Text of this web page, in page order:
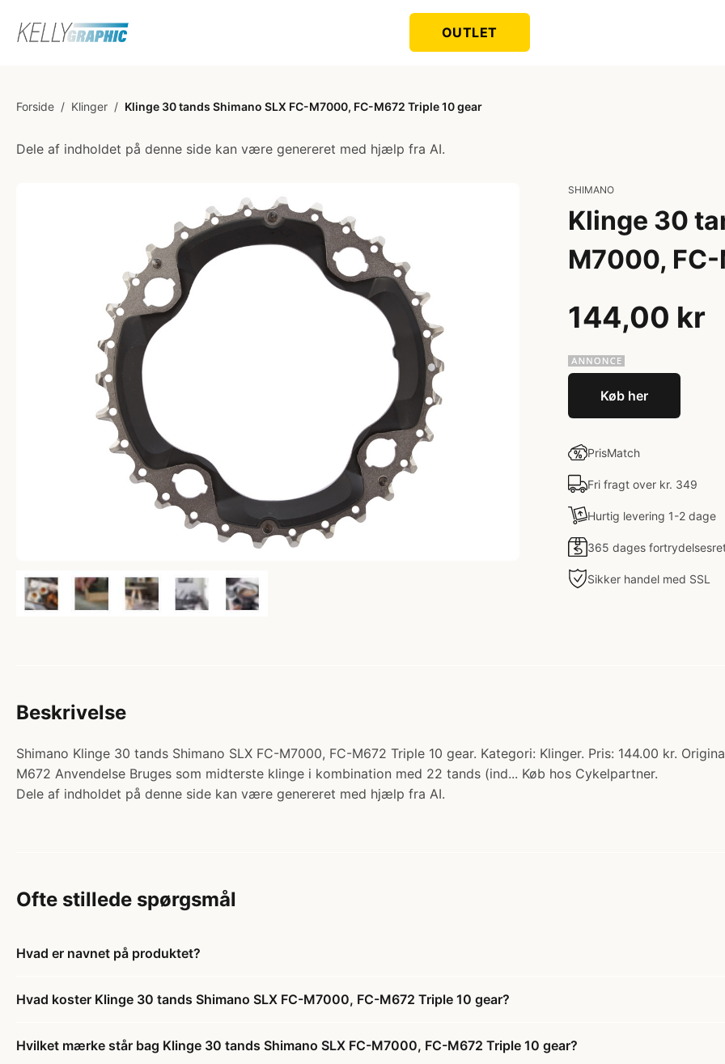
OUTLET
Forside / Klinger / Klinge 30 tands Shimano SLX FC-M7000, FC-M672 Triple 10 gear
Dele af indholdet på denne side kan være genereret med hjælp fra AI.
SHIMANO
Klinge 30
M7000,
144,00 kr
Køb her
PrisMatch
Fri fragt over kr. 349
Hurtig levering 1-2 dage
365 dages
Sikker handel med SSL
Beskrivelse
Shimano Klinge 30 tands Shimano SLX FC-M7000, FC-M672 Triple 10 gear. Kategori: Klinger. Pris: 144.00 kr.
M672 Anvendelse Bruges som midterste klinge i kombination med 22 tands (ind... Køb hos Cykelpartner.
Dele af indholdet på denne side kan være genereret med hjælp fra AI.
Ofte stillede spørgsmål
Hvad er navnet på produktet?
Hvad koster Klinge 30 tands Shimano SLX FC-M7000, FC-M672 Triple 10 gear?
Hvilket mærke står bag Klinge 30 tands Shimano SLX FC-M7000, FC-M672 Triple 10 gear?